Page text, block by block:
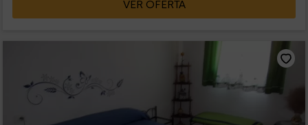
VER OFERTA